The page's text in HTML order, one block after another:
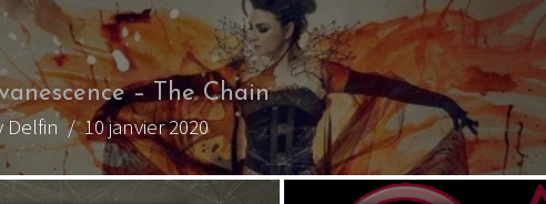
– Evanescence
MarionJacquet/ 11 octobre 2011